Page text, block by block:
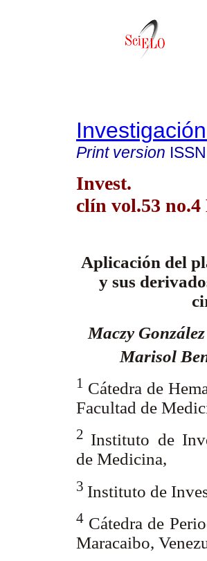
Print version ISSN
Invest.
clín vol.53 no.4
Aplicación del
y sus
Maczy González
Marisol
1 Cátedra de
Facultad de
2 Instituto de
de Medicina,
3 Instituto de
4 Cátedra de
Maracaibo,